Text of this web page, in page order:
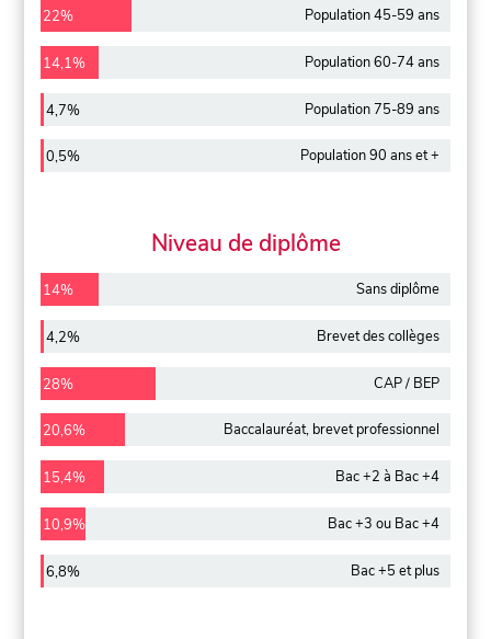
22% Population 45-59 ans
14,1% Population 60-74 ans
4,7% Population 75-89 ans
0,5% Population 90 ans et +
Niveau de diplôme
14% Sans diplôme
4,2% Brevet des collèges
28% CAP / BEP
20,6% Baccalauréat, brevet professionnel
15,4% Bac +2 à Bac +4
10,9% Bac +3 ou Bac +4
6,8% Bac +5 et plus